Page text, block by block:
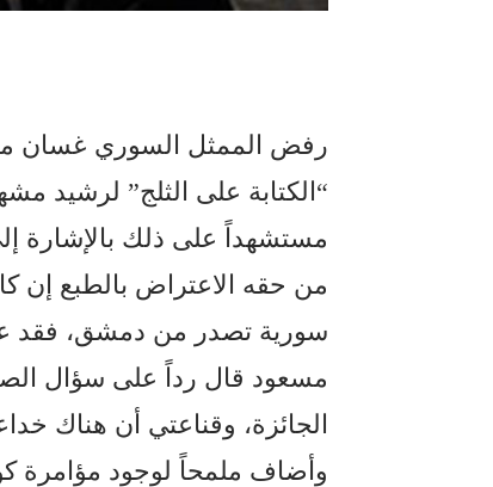
رفض الممثل السوري غسان
“الكتابة على الثلج” لرشيد
مستشهداً على ذلك بالإشارة
من حقه الاعتراض بالطبع إن
سورية تصدر من دمشق، فقد
مسعود قال رداً على سؤال
الجائزة، وقناعتي أن هناك
وأضاف ملمحاً لوجود مؤامرة